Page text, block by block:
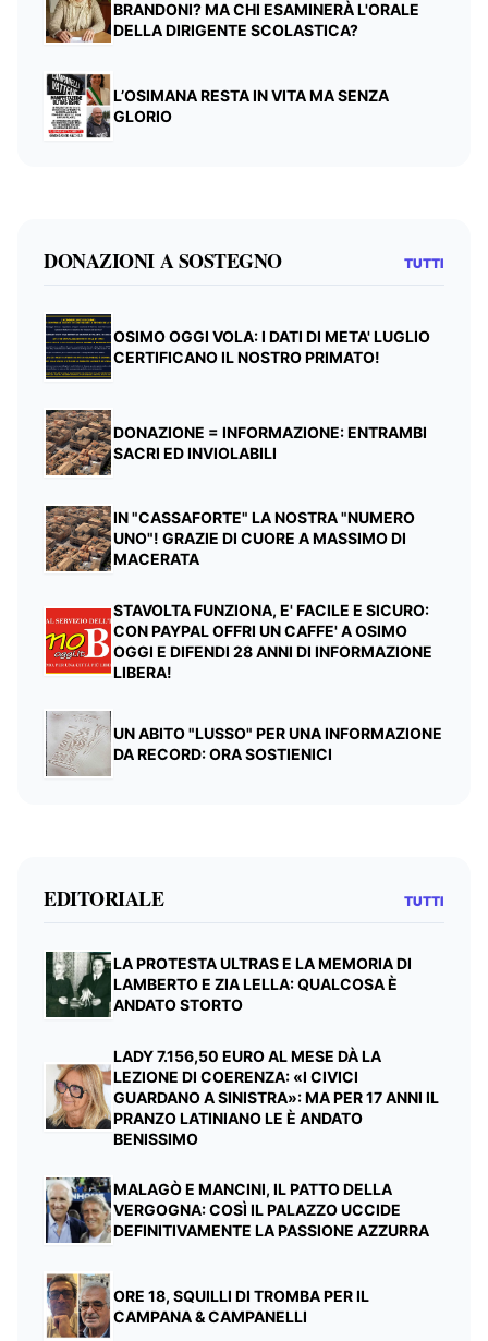
BRANDONI? MA CHI ESAMINERÀ L'ORALE
DELLA DIRIGENTE SCOLASTICA?
L’OSIMANA RESTA IN VITA MA SENZA
GLORIO
DONAZIONI A SOSTEGNO TUTTI
OSIMO OGGI VOLA: I DATI DI META' LUGLIO
CERTIFICANO IL NOSTRO PRIMATO!
DONAZIONE = INFORMAZIONE: ENTRAMBI
SACRI ED INVIOLABILI
IN "CASSAFORTE" LA NOSTRA "NUMERO
UNO"! GRAZIE DI CUORE A MASSIMO DI
MACERATA
STAVOLTA FUNZIONA, E' FACILE E SICURO:
CON PAYPAL OFFRI UN CAFFE' A OSIMO
OGGI E DIFENDI 28 ANNI DI INFORMAZIONE
LIBERA!
UN ABITO "LUSSO" PER UNA INFORMAZIONE
DA RECORD: ORA SOSTIENICI
EDITORIALE TUTTI
LA PROTESTA ULTRAS E LA MEMORIA DI
LAMBERTO E ZIA LELLA: QUALCOSA È
ANDATO STORTO
LADY 7.156,50 EURO AL MESE DÀ LA
LEZIONE DI COERENZA: «I CIVICI
GUARDANO A SINISTRA»: MA PER 17 ANNI IL
PRANZO LATINIANO LE È ANDATO
BENISSIMO
MALAGÒ E MANCINI, IL PATTO DELLA
VERGOGNA: COSÌ IL PALAZZO UCCIDE
DEFINITIVAMENTE LA PASSIONE AZZURRA
ORE 18, SQUILLI DI TROMBA PER IL
CAMPANA & CAMPANELLI